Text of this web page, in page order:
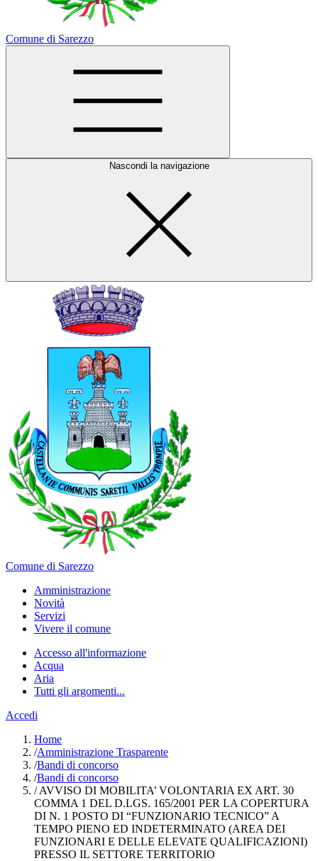
Comune di Sarezzo
Nascondi la navigazione
Comune di Sarezzo
Amministrazione
Novità
Servizi
Vivere il comune
Accesso all'informazione
Acqua
Aria
Tutti gli argomenti...
Accedi
Home
/Amministrazione Trasparente
/Bandi di concorso
/Bandi di concorso
/AVVISO DI MOBILITA’ VOLONTARIA EX ART. 30
COMMA 1 DEL D.LGS. 165/2001 PER LA COPERTURA
DI N. 1 POSTO DI “FUNZIONARIO TECNICO” A
TEMPO PIENO ED INDETERMINATO (AREA DEI
FUNZIONARI E DELLE ELEVATE QUALIFICAZIONI)
PRESSO IL SETTORE TERRITORIO